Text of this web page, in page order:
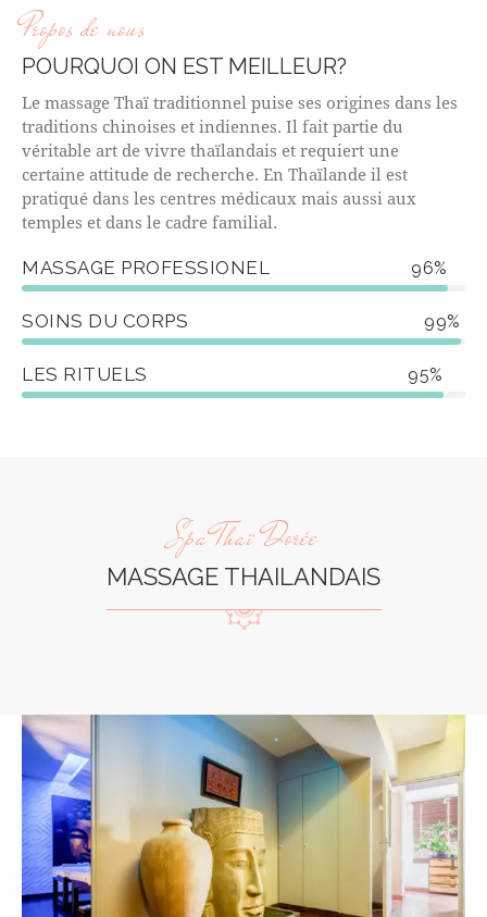
Propos de nous
POURQUOI ON EST MEILLEUR?
Le massage Thaï traditionnel puise ses origines dans les
traditions chinoises et indiennes. Il fait partie du
véritable art de vivre thaïlandais et requiert une
certaine attitude de recherche. En Thaïlande il est
pratiqué dans les centres médicaux mais aussi aux
temples et dans le cadre familial.
MASSAGE PROFESSIONEL 96%
SOINS DU CORPS 99%
LES RITUELS 95%
Spa Thaï Dorée
MASSAGE THAILANDAIS